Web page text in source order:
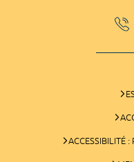
ACCESSIBILITÉ